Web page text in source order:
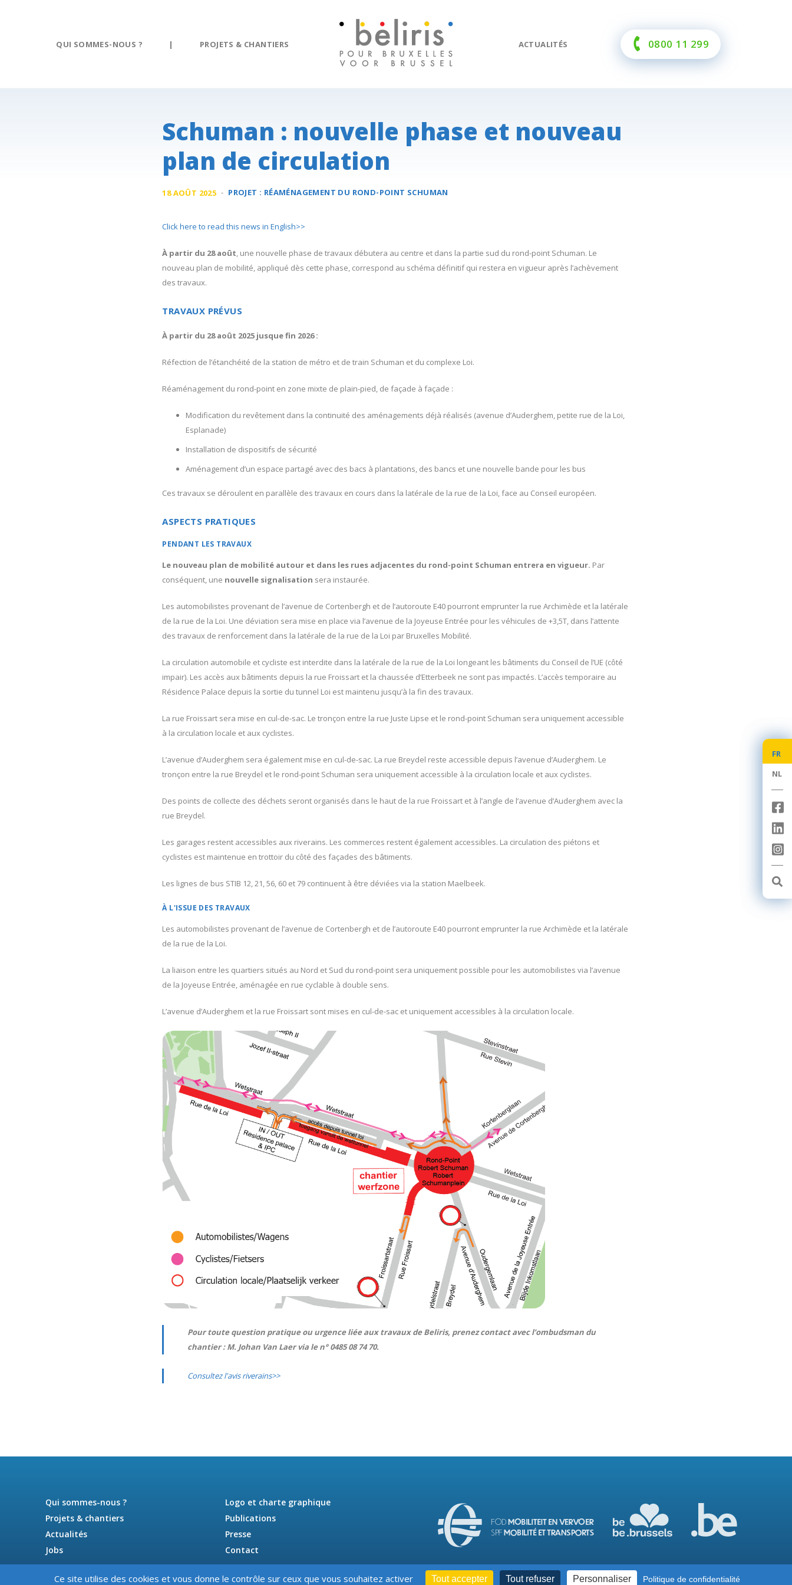
FR
NL
QUI SOMMES-NOUS ? | PROJETS & CHANTIERS ACTUALITÉS 0800 11 299
FR
NL
Schuman : nouvelle phase et nouveau
plan de circulation
18 AOÛT 2025 - PROJET : RÉAMÉNAGEMENT DU ROND-POINT SCHUMAN
Click here to read this news in English>>
À partir du 28 août, une nouvelle phase de travaux débutera au centre et dans la partie sud du rond-point Schuman. Le
nouveau plan de mobilité, appliqué dès cette phase, correspond au schéma définitif qui restera en vigueur après l’achèvement
des travaux.
TRAVAUX PRÉVUS
À partir du 28 août 2025 jusque fin 2026 :
Réfection de l’étanchéité de la station de métro et de train Schuman et du complexe Loi.
Réaménagement du rond-point en zone mixte de plain-pied, de façade à façade :
Modification du revêtement dans la continuité des aménagements déjà réalisés (avenue d’Auderghem, petite rue de la Loi,
Esplanade)
Installation de dispositifs de sécurité
Aménagement d’un espace partagé avec des bacs à plantations, des bancs et une nouvelle bande pour les bus
Ces travaux se déroulent en parallèle des travaux en cours dans la latérale de la rue de la Loi, face au Conseil européen.
ASPECTS PRATIQUES
PENDANT LES TRAVAUX
Le nouveau plan de mobilité autour et dans les rues adjacentes du rond-point Schuman entrera en vigueur. Par
conséquent, une nouvelle signalisation sera instaurée.
Les automobilistes provenant de l’avenue de Cortenbergh et de l’autoroute E40 pourront emprunter la rue Archimède et la latérale
de la rue de la Loi. Une déviation sera mise en place via l’avenue de la Joyeuse Entrée pour les véhicules de +3,5T, dans l’attente
des travaux de renforcement dans la latérale de la rue de la Loi par Bruxelles Mobilité.
La circulation automobile et cycliste est interdite dans la latérale de la rue de la Loi longeant les bâtiments du Conseil de l’UE (côté
impair). Les accès aux bâtiments depuis la rue Froissart et la chaussée d’Etterbeek ne sont pas impactés. L’accès temporaire au
Résidence Palace depuis la sortie du tunnel Loi est maintenu jusqu’à la fin des travaux.
La rue Froissart sera mise en cul-de-sac. Le tronçon entre la rue Juste Lipse et le rond-point Schuman sera uniquement accessible
à la circulation locale et aux cyclistes.
L’avenue d’Auderghem sera également mise en cul-de-sac. La rue Breydel reste accessible depuis l’avenue d’Auderghem. Le
tronçon entre la rue Breydel et le rond-point Schuman sera uniquement accessible à la circulation locale et aux cyclistes.
Des points de collecte des déchets seront organisés dans le haut de la rue Froissart et à l’angle de l’avenue d’Auderghem avec la
rue Breydel.
Les garages restent accessibles aux riverains. Les commerces restent également accessibles. La circulation des piétons et
cyclistes est maintenue en trottoir du côté des façades des bâtiments.
Les lignes de bus STIB 12, 21, 56, 60 et 79 continuent à être déviées via la station Maelbeek.
À L'ISSUE DES TRAVAUX
Les automobilistes provenant de l’avenue de Cortenbergh et de l’autoroute E40 pourront emprunter la rue Archimède et la latérale
de la rue de la Loi.
La liaison entre les quartiers situés au Nord et Sud du rond-point sera uniquement possible pour les automobilistes via l’avenue
de la Joyeuse Entrée, aménagée en rue cyclable à double sens.
L’avenue d’Auderghem et la rue Froissart sont mises en cul-de-sac et uniquement accessibles à la circulation locale.
Pour toute question pratique ou urgence liée aux travaux de Beliris, prenez contact avec l’ombudsman du
chantier : M. Johan Van Laer via le n° 0485 08 74 70.
Consultez l'avis riverains>>
Qui sommes-nous ?
Projets & chantiers
Actualités
Jobs
Logo et charte graphique
Publications
Presse
Contact
Ce site utilise des cookies et vous donne le contrôle sur ceux que vous souhaitez activer Tout accepter Tout refuser Personnaliser Politique de confidentialité